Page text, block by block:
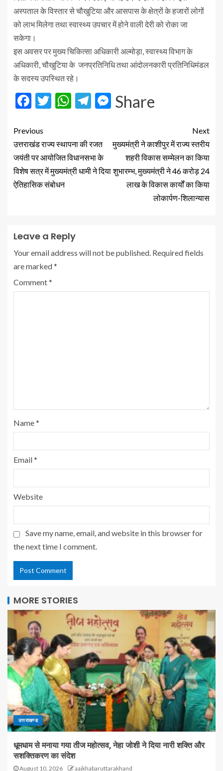
अस्पताल के विस्तार से चौखुटिया और आसपास के क्षेत्रों के हजारों लोगों
को लाभ मिलेगा तथा स्वास्थ्य उपचार में होने वाली देरी को रोका जा
सकेगा।
इस अवसर पर मुख्य चिकित्सा अधिकारी अल्मोड़ा, स्वास्थ्य विभाग के
अधिकारी, चौखुटिया के जनप्रतिनिधि तथा आंदोलनकारी प्रतिनिधिमंडल
के सदस्य उपस्थित रहे।
Facebook
Twitter
WhatsApp
Telegram
Messenger
Share
Previous
उत्तराखंड राज्य स्थापना की रजत
जयंती पर आयोजित विधानसभा के
विशेष सत्र में मुख्यमंत्री धामी ने दिया
ऐतिहासिक संबोधन
Next
मुख्यमंत्री ने काशीपुर में राज्य स्तरीय
शहरी विकास सम्मेलन का किया
शुभारम्भ, मुख्यमंत्री ने 46 करोड़ 24
लाख के विकास कार्यों का किया
लोकार्पण-शिलान्यास
Leave a Reply
Your email address will not be published. Required fields
are marked*
Comment*
Name*
Email*
Website
Save my name, email, and website in this browser for
the next time I comment.
MORE STORIES
उत्तराखण्ड
धूमधाम से मनाया गया तीज महोत्सव, नेहा जोशी ने दिया नारी शक्ति और
सशक्तिकरण का संदेश
August 10, 2026 aajkhabaruttarakhand